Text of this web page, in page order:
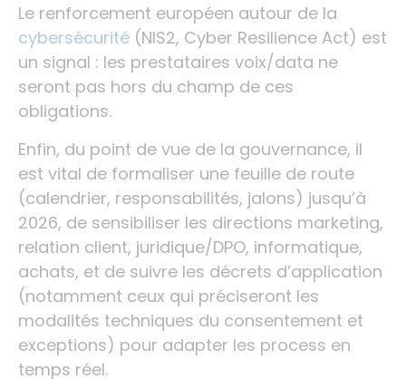
Le renforcement européen autour de la
cybersécurité (NIS2, Cyber Resilience Act) est
un signal : les prestataires voix/data ne
seront pas hors du champ de ces
obligations.
Enfin, du point de vue de la gouvernance, il
est vital de formaliser une feuille de route
(calendrier, responsabilités, jalons) jusqu’à
2026, de sensibiliser les directions marketing,
relation client, juridique/DPO, informatique,
achats, et de suivre les décrets d’application
(notamment ceux qui préciseront les
modalités techniques du consentement et
exceptions) pour adapter les process en
temps réel.